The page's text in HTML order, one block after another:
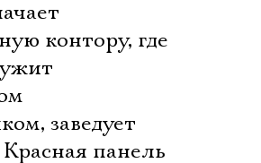
контору, где
заведует
панель